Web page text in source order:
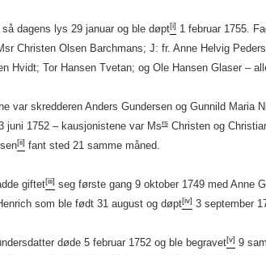
så dagens lys 29 januar og ble døpt[i] 1 februar 1755.
Christen Olsen Barchmans; J: fr. Anne Helvig
Hvidt; Tor Hansen Tvetan; og Ole Hansen Glaser –
var skredderen Anders Gundersen og Gunnild Maria
juni 1752 – kausjonistene var MsrsChristen og
[ii] fant sted 21 samme måned.
giftet[iii] seg første gang 9 oktober 1749 med Anne
som ble født 31 august og døpt[iv] 3 september
døde 5 februar 1752 og ble begravet[v] 9